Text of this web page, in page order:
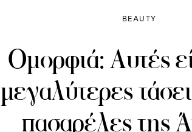
BEAUTY
Ομορφιά: Αυτές
μεγαλύτερες
πασαρέλες της